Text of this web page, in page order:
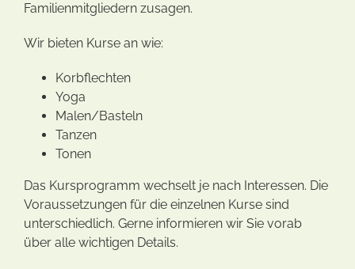
Familienmitgliedern zusagen.
Wir bieten Kurse an wie:
Korbflechten
Yoga
Malen/Basteln
Tanzen
Tonen
Das Kursprogramm wechselt je nach Interessen. Die
Voraussetzungen für die einzelnen Kurse sind
unterschiedlich. Gerne informieren wir Sie vorab
über alle wichtigen Details.